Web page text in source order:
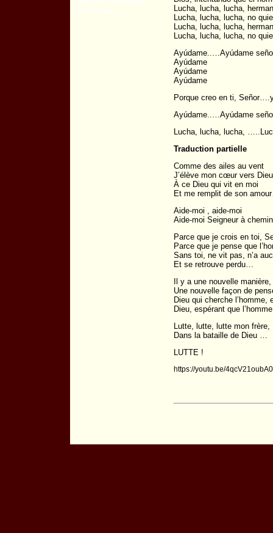
Lucha, lucha, lucha,
Lucha, lucha, lucha, no
Lucha, lucha, lucha,
Lucha, lucha, lucha, no
Ayúdame..…Ayúdame
Ayúdame
Ayúdame
Ayúdame
Porque creo en ti,
Ayúdame..…Ayúdame
Lucha, lucha, lucha,
Traduction partielle
Comme des ailes au vent
J’élève mon cœur vers Dieu
À ce Dieu qui vit en moi
Et me remplit de son
Aide-moi , aide-moi
Aide-moi Seigneur à
Parce que je crois en toi,
Parce que je pense que
Sans toi, ne vit pas, n’a
Et se retrouve perdu…
Il y a une nouvelle
Une nouvelle façon de
Dieu qui cherche l’homme,
Dieu, espérant que
Lutte, lutte, lutte mon frère,
Dans la bataille de Dieu …
LUTTE !
https://youtu.be/